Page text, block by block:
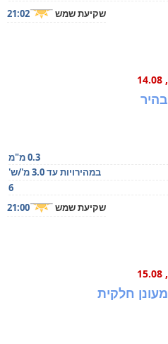
שקיעת שמש 21:02
, 14.08
בהיר
0.3 מ"מ
במהירויות עד 3.0 מ'/ש'
6
שקיעת שמש 21:00
, 15.08
מעונן חלקית